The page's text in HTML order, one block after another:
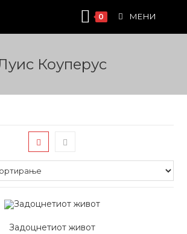
0 МЕНИ
Коуперус
Задоцнетиот живот